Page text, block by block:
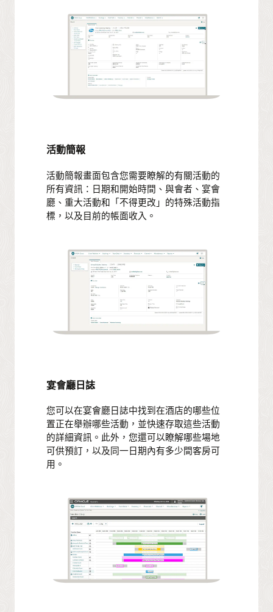
活動簡報
活動簡報畫面包含您需要瞭解的有關活動的
所有資訊：日期和開始時間、與會者、宴會
廳、重大活動和「不得更改」的特殊活動指
標，以及目前的帳面收入。
宴會廳日誌
您可以在宴會廳日誌中找到在酒店的哪些位
置正在舉辦哪些活動，並快速存取這些活動
的詳細資訊。此外，您還可以瞭解哪些場地
可供預訂，以及同一日期內有多少間客房可
用。